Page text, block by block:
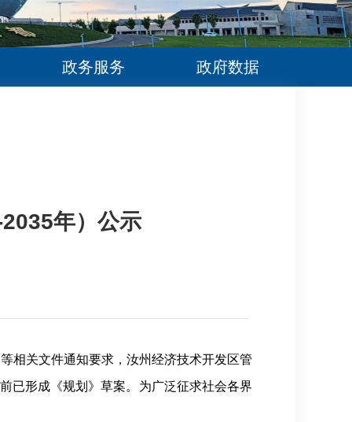
政务服务 政府数据
年）公示
相关文件通知要求，汝州经济技术开发区管
已形成《规划》草案。为广泛征求社会各界